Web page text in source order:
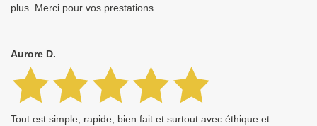
plus. Merci pour vos prestations.
Aurore D.
Tout est simple, rapide, bien fait et surtout avec éthique et